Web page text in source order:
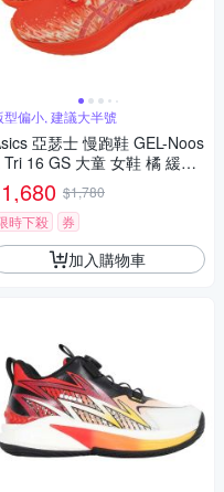
型偏小, 建議大半號
亞瑟士 慢跑鞋 GEL-Noos
Tri 16 GS 大童 女鞋 橘 緩震
運動鞋 1014A346800
1,680 $1,780
時下殺
券
加入購物車